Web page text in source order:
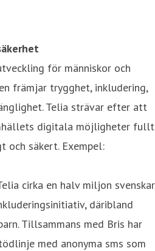
för människor och
främjar trygghet, inkludering,
Telia strävar efter att
digitala möjligheter fullt
och säkert. Exempel:
cirka en halv miljon svenskar
däribland
Tillsammans med Bris har
med anonyma sms som